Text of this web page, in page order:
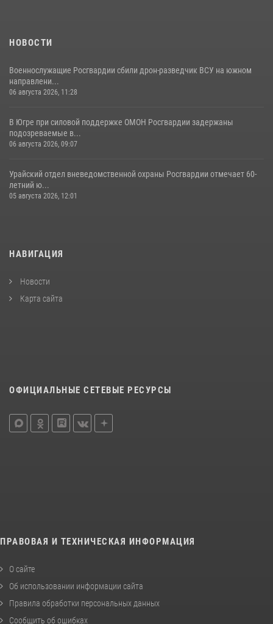
НОВОСТИ
Военнослужащие Росгвардии сбили дрон-разведчик ВСУ на южном
направлени...
06 августа 2026, 11:28
В Югре при силовой поддержке ОМОН Росгвардии задержаны
подозреваемые в...
06 августа 2026, 09:07
Урайский отдел вневедомственной охраны Росгвардии отмечает 60-
летний ю...
05 августа 2026, 12:01
НАВИГАЦИЯ
Новости
Карта сайта
ОФИЦИАЛЬНЫЕ СЕТЕВЫЕ РЕСУРСЫ
ПРАВОВАЯ И ТЕХНИЧЕСКАЯ ИНФОРМАЦИЯ
О сайте
Об использовании информации сайта
Правила обработки персональных данных
Сообщить об ошибках